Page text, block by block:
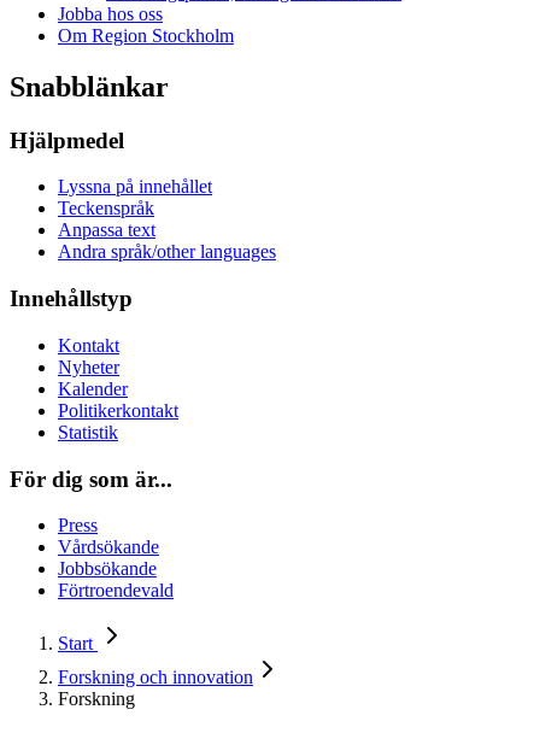
Jobba hos oss
Om Region Stockholm
Snabblänkar
Hjälpmedel
Lyssna på innehållet
Teckenspråk
Anpassa text
Andra språk/other languages
Innehållstyp
Kontakt
Nyheter
Kalender
Politikerkontakt
Statistik
För dig som är...
Press
Vårdsökande
Jobbsökande
Förtroendevald
Start
Forskning och innovation
Forskning